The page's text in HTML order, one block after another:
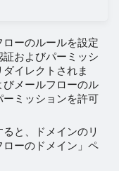
ーのルールを設定
およびパーミッシ
イレクトされま
メールフローのル
ミッションを許可
と、ドメインのリ
ーのドメイン」ペ